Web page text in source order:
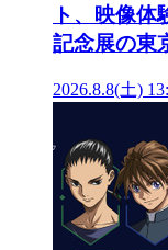
ト、映像
記念展の東
2026.8.8(土)